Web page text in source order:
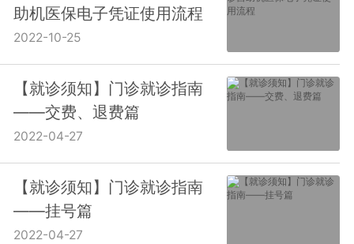
助机医保电子凭证使用流程
2022-10-25
【就诊须知】门诊就诊指南
——交费、退费篇
2022-04-27
【就诊须知】门诊就诊指南
——挂号篇
2022-04-27